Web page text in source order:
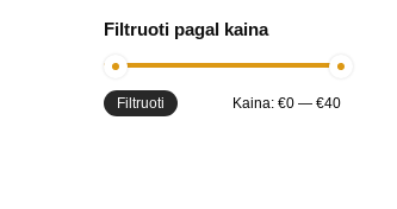
Filtruoti pagal kaina
Filtruoti Kaina: €0— €40